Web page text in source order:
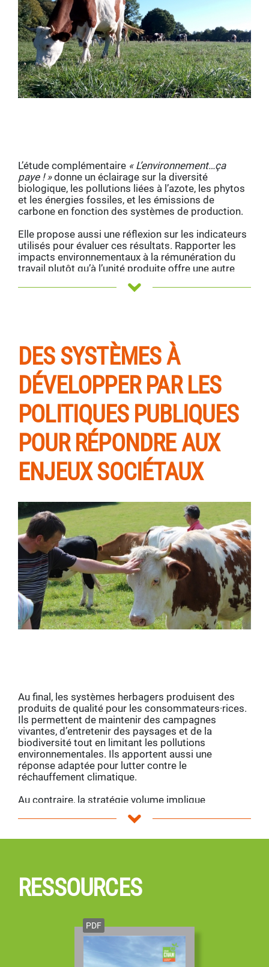
L’étude complémentaire « L’environnement…ça
paye ! »donne un éclairage sur la diversité
biologique, les pollutions liées à l’azote, les phytos
et les énergies fossiles, et les émissions de
carbone en fonction des systèmes de production.
Elle propose aussi une réflexion sur les indicateurs
utilisés pour évaluer ces résultats. Rapporter les
impacts environnementaux à la rémunération du
travail plutôt qu’à l’unité produite offre une autre
lecture de la performance environnementale :
système herbager émet 5 fois moins de CO2 qu’un
DES SYSTÈMES À
DÉVELOPPER PAR LES
POLITIQUES PUBLIQUES
POUR RÉPONDRE AUX
ENJEUX SOCIÉTAUX
Au final, les systèmes herbagers produisent des
produits de qualité pour les consommateurs·rices.
Ils permettent de maintenir des campagnes
vivantes, d’entretenir des paysages et de la
biodiversité tout en limitant les pollutions
environnementales. Ils apportent aussi une
réponse adaptée pour lutter contre le
réchauffement climatique.
Au contraire, la stratégie volume implique
l’agrandissement de structures toujours plus
difficiles à reprendre, de moins en moins d’actifs
ainsi qu’il existe d’autres voies en rupture avec les
logiques d’intensification de l’élevage en bovins lait.
agricoles et environnementales. A l’heure d’une
prochaine réforme de la PAC, c’est le moment
d’impulser un véritable changement !
RESSOURCES
PDF